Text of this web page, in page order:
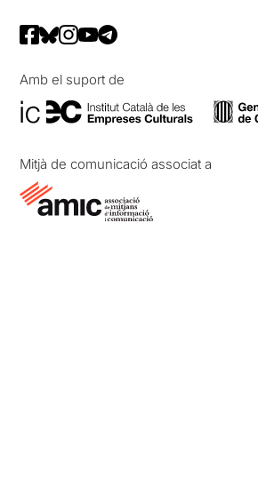
Amb el suport de
Mitjà de comunicació associat a